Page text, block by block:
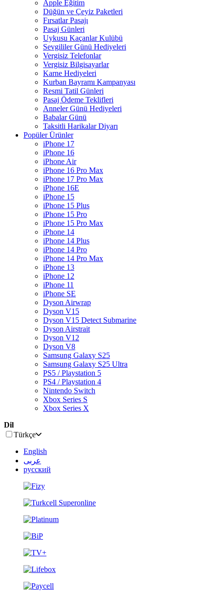
Apple Eğitim
Düğün ve Çeyiz Paketleri
Fırsatlar Pasajı
Pasaj Günleri
Uykusu Kaçanlar Kulübü
Sevgililer Günü Hediyeleri
Vergisiz Telefonlar
Vergisiz Bilgisayarlar
Karne Hediyeleri
Kurban Bayramı Kampanyası
Resmi Tatil Günleri
Pasaj Ödeme Teklifleri
Anneler Günü Hediyeleri
Babalar Günü
Taksitli Harikalar Diyarı
Popüler Ürünler
iPhone 17
iPhone 16
iPhone Air
iPhone 16 Pro Max
iPhone 17 Pro Max
iPhone 16E
iPhone 15
iPhone 15 Plus
iPhone 15 Pro
iPhone 15 Pro Max
iPhone 14
iPhone 14 Plus
iPhone 14 Pro
iPhone 14 Pro Max
iPhone 13
iPhone 12
iPhone 11
iPhone SE
Dyson Airwrap
Dyson V15
Dyson V15 Detect Submarine
Dyson Airstrait
Dyson V12
Dyson V8
Samsung Galaxy S25
Samsung Galaxy S25 Ultra
PS5 / Playstation 5
PS4 / Playstation 4
Nintendo Switch
Xbox Series S
Xbox Series X
Dil
Türkçe
English
عربى
русский